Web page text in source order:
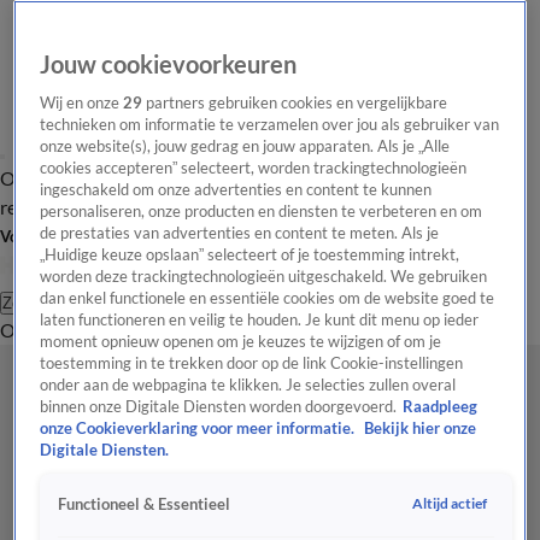
Overzicht Laatste nieuws Regionieuws Het beste van Hart
Tip de
redactie
Volg Hart van Nederland
Zoeken
OverzichtRegioUitzendingenWeerTip de redactiePanelVideo's
Jouw cookievoorkeuren
Wij en onze29 partners gebruiken cookies en vergelijkbare
technieken om informatie te verzamelen over jou als gebruiker van
onze website(s), jouw gedrag en jouw apparaten. Als je „Alle
cookies accepteren” selecteert, worden trackingtechnologieën
ingeschakeld om onze advertenties en content te kunnen
personaliseren, onze producten en diensten te verbeteren en om
de prestaties van advertenties en content te meten. Als je
„Huidige keuze opslaan” selecteert of je toestemming intrekt,
worden deze trackingtechnologieën uitgeschakeld. We gebruiken
dan enkel functionele en essentiële cookies om de website goed te
laten functioneren en veilig te houden. Je kunt dit menu op ieder
moment opnieuw openen om je keuzes te wijzigen of om je
toestemming in te trekken door op de link Cookie-instellingen
onder aan de webpagina te klikken. Je selecties zullen overal
binnen onze Digitale Diensten worden doorgevoerd. Raadpleeg
onze Cookieverklaring voor meer informatie.
Bekijk hier onze
Digitale Diensten.
Functioneel & Essentieel Altijd actief